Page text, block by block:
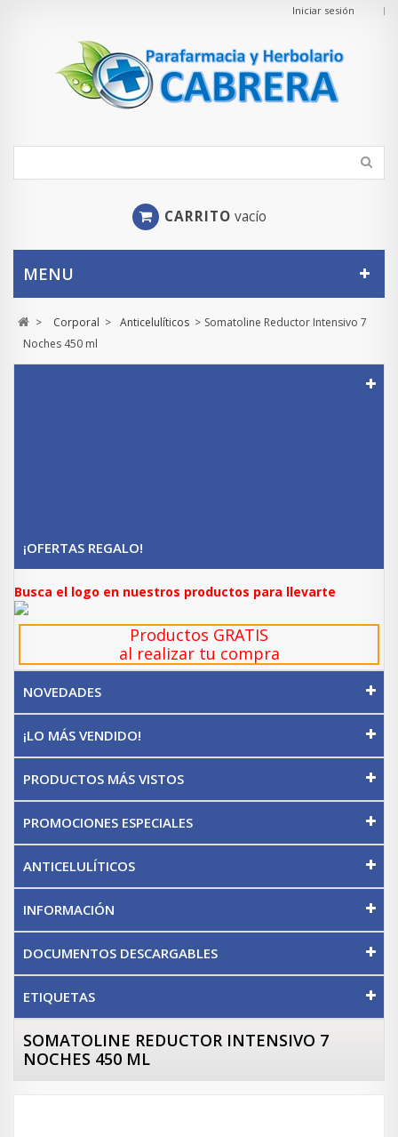
Iniciar sesión
CARRITO vacío
MENU
> Corporal > Anticelulíticos > Somatoline Reductor Intensivo 7
Noches 450 ml
¡OFERTAS REGALO!
Busca el logo en nuestros productos para llevarte
Productos GRATIS
al realizar tu compra
NOVEDADES
¡LO MÁS VENDIDO!
PRODUCTOS MÁS VISTOS
PROMOCIONES ESPECIALES
ANTICELULÍTICOS
INFORMACIÓN
DOCUMENTOS DESCARGABLES
ETIQUETAS
SOMATOLINE REDUCTOR INTENSIVO 7
NOCHES 450 ML